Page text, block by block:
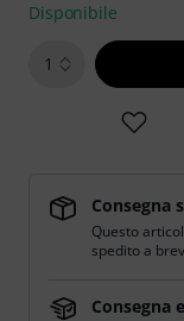
Disponibile
1
Consegna
Questo
spedito a
Consegna